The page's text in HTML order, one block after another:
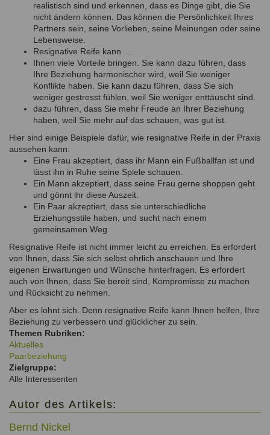
realistisch sind und erkennen, dass es Dinge gibt, die Sie
nicht ändern können. Das können die Persönlichkeit Ihres
Partners sein, seine Vorlieben, seine Meinungen oder seine
Lebensweise.
Resignative Reife kann …
Ihnen viele Vorteile bringen. Sie kann dazu führen, dass
Ihre Beziehung harmonischer wird, weil Sie weniger
Konflikte haben. Sie kann dazu führen, dass Sie sich
weniger gestresst fühlen, weil Sie weniger enttäuscht sind.
dazu führen, dass Sie mehr Freude an Ihrer Beziehung
haben, weil Sie mehr auf das schauen, was gut ist.
Hier sind einige Beispiele dafür, wie resignative Reife in der Praxis
aussehen kann:
Eine Frau akzeptiert, dass ihr Mann ein Fußballfan ist und
lässt ihn in Ruhe seine Spiele schauen.
Ein Mann akzeptiert, dass seine Frau gerne shoppen geht
und gönnt ihr diese Auszeit.
Ein Paar akzeptiert, dass sie unterschiedliche
Erziehungsstile haben, und sucht nach einem
gemeinsamen Weg.
Resignative Reife ist nicht immer leicht zu erreichen. Es erfordert
von Ihnen, dass Sie sich selbst ehrlich anschauen und Ihre
eigenen Erwartungen und Wünsche hinterfragen. Es erfordert
auch von Ihnen, dass Sie bereit sind, Kompromisse zu machen
und Rücksicht zu nehmen.
Aber es lohnt sich. Denn resignative Reife kann Ihnen helfen, Ihre
Beziehung zu verbessern und glücklicher zu sein.
Themen Rubriken:
Aktuelles
Paarbeziehung
Zielgruppe:
Alle Interessenten
Autor des Artikels:
Bernd Nickel